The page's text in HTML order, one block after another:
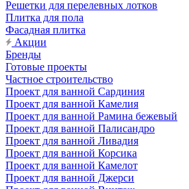
Решетки для перелевных лотков
Плитка для пола
Фасадная плитка
Акции
Бренды
Готовые проекты
Частное строительство
Проект для ванной Сардиния
Проект для ванной Камелия
Проект для ванной Рамина бежевый
Проект для ванной Палисандро
Проект для ванной Ливадия
Проект для ванной Корсика
Проект для ванной Камелот
Проект для ванной Джерси